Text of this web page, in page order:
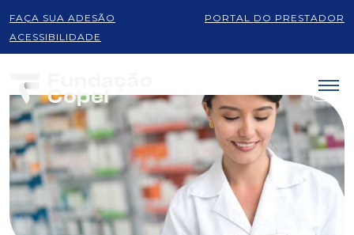
FAÇA SUA ADESÃO
PORTAL DO PRESTADOR
ACESSIBILIDADE